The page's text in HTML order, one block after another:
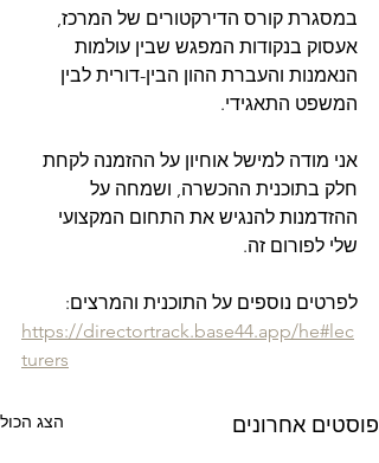
במסגרת קורס הדירקטורים של המרכז,
אעסוק בנקודות המפגש שבין עולמות
הנאמנות והעברת ההון הבין-דורית לבין
המשפט התאגידי.
אני מודה למישל אוחיון על ההזמנה לקחת
חלק בתוכנית ההכשרה, ושמחה על
ההזדמנות להנגיש את התחום המקצועי
שלי לפורום זה.
לפרטים נוספים על התוכנית והמרצים:
https://directortrack.base44.app/he#lec
turers
פוסטים אחרונים הצג הכול